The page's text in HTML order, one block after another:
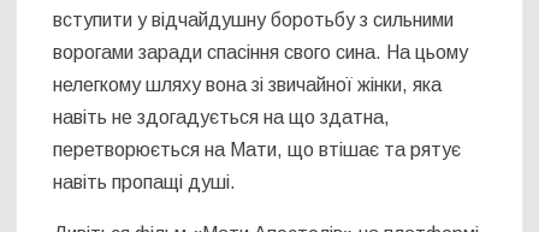
вступити у відчайдушну боротьбу з сильними
ворогами заради спасіння свого сина. На цьому
нелегкому шляху вона зі звичайної жінки, яка
навіть не здогадується на що здатна,
перетворюється на Мати, що втішає та рятує
навіть пропащі душі.